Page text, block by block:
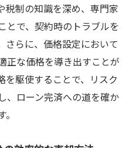
税制の知識を深め、専門家
とで、契約時のトラブルを
さらに、価格設定において
正な価格を導き出すことが
を駆使することで、リスク
、ローン完済への道を確か